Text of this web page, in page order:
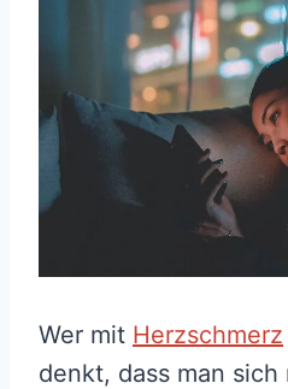
Wer mit Herzschmerz
denkt, dass man sich